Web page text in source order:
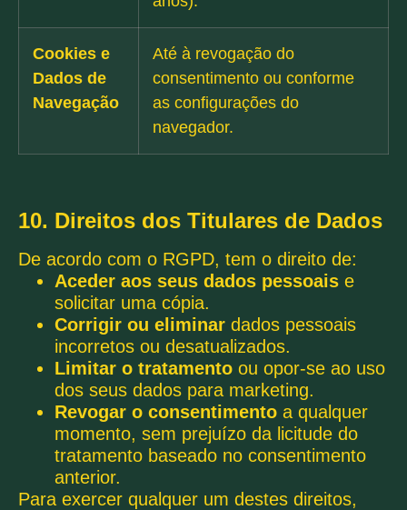
Cookies e
Dados de
Navegação
Até à revogação do
consentimento ou conforme
as configurações do
navegador.
10. Direitos dos Titulares de Dados
De acordo com o RGPD, tem o direito de:
Aceder aos seus dados pessoais e
solicitar uma cópia.
Corrigir ou eliminar dados pessoais
incorretos ou desatualizados.
Limitar o tratamento ou opor-se ao uso
dos seus dados para marketing.
Revogar o consentimento a qualquer
momento, sem prejuízo da licitude do
tratamento baseado no consentimento
anterior.
Para exercer qualquer um destes direitos,